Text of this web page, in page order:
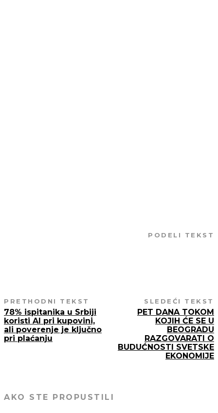
PODELI TEKST
PRETHODNI TEKST
78% ispitanika u Srbiji
koristi AI pri kupovini,
ali poverenje je ključno
pri plaćanju
SLEDEĆI TEKST
PET DANA TOKOM
KOJIH ĆE SE U
BEOGRADU
RAZGOVARATI O
BUDUĆNOSTI SVETSKE
EKONOMIJE
AKO STE PROPUSTILI